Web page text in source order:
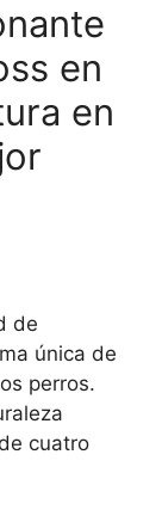
en
en
de
única de
perros.
cuatro